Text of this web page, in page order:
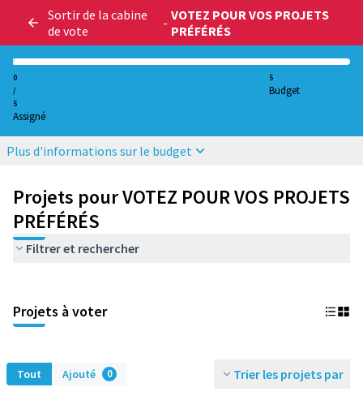
Sortir de la cabine
de vote
- VOTEZ POUR VOS PROJETS
PRÉFÉRÉS
0
/
5
Assigné
5
Budget
Plus d'informations sur le budget
Projets pour VOTEZ POUR VOS PROJETS
PRÉFÉRÉS
Filtrer et rechercher
Projets à voter
Tout Ajouté 0 Trier les projets par